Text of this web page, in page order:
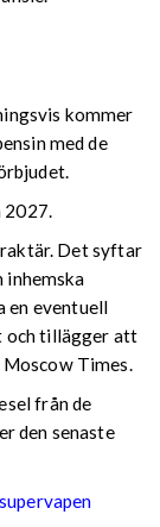
kommer
med de
Det syftar
inhemska
en eventuell
och tillägger att
Moscow Times.
från de
den senaste